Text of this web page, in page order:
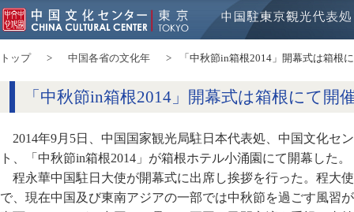
トップ 中国各省の文化年 「中秋節in箱根2014」開幕式は箱根
「中秋節in箱根2014」開幕式は箱根にて開
2014年9月5日、中国国家観光局駐日本代表処、中国文化セ
ト、「中秋節in箱根2014」が箱根ホテル小涌園にて開幕した。
程永華中国駐日大使が開幕式に出席し挨拶を行った。程大
で、現在中国及び東南アジアの一部では中秋節を過ごす風習